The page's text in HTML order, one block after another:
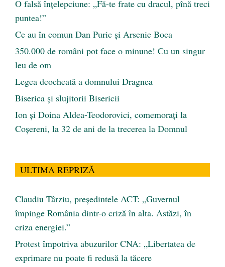
O falsă înțelepciune: „Fă-te frate cu dracul, pînă treci
puntea!”
Ce au în comun Dan Puric şi Arsenie Boca
350.000 de români pot face o minune! Cu un singur
leu de om
Legea deocheată a domnului Dragnea
Biserica și slujitorii Bisericii
Ion și Doina Aldea-Teodorovici, comemorați la
Coșereni, la 32 de ani de la trecerea la Domnul
ULTIMA REPRIZĂ
Claudiu Târziu, președintele ACT: „Guvernul
împinge România dintr-o criză în alta. Astăzi, în
criza energiei.”
Protest împotriva abuzurilor CNA: „Libertatea de
exprimare nu poate fi redusă la tăcere